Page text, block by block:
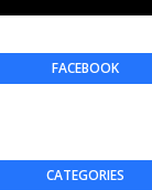
FACEBOOK
CATEGORIES